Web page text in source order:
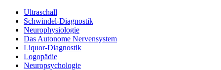
Ultraschall
Schwindel-Diagnostik
Neurophysiologie
Das Autonome Nervensystem
Liquor-Diagnostik
Logopädie
Neuropsychologie